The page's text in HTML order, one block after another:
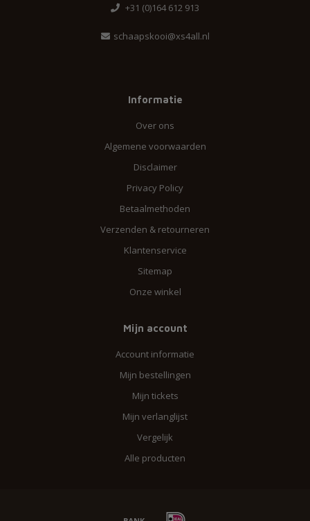
+31 (0)164 612 913
schaapskooi@xs4all.nl
Informatie
Over ons
Algemene voorwaarden
Disclaimer
Privacy Policy
Betaalmethoden
Verzenden & retourneren
Klantenservice
Sitemap
Onze winkel
Mijn account
Account informatie
Mijn bestellingen
Mijn tickets
Mijn verlanglijst
Vergelijk
Alle producten